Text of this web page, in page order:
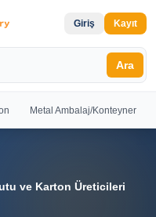
Giriş Kayıt
Ara
Metal Ambalaj/Konteyner
ve Karton Üreticileri